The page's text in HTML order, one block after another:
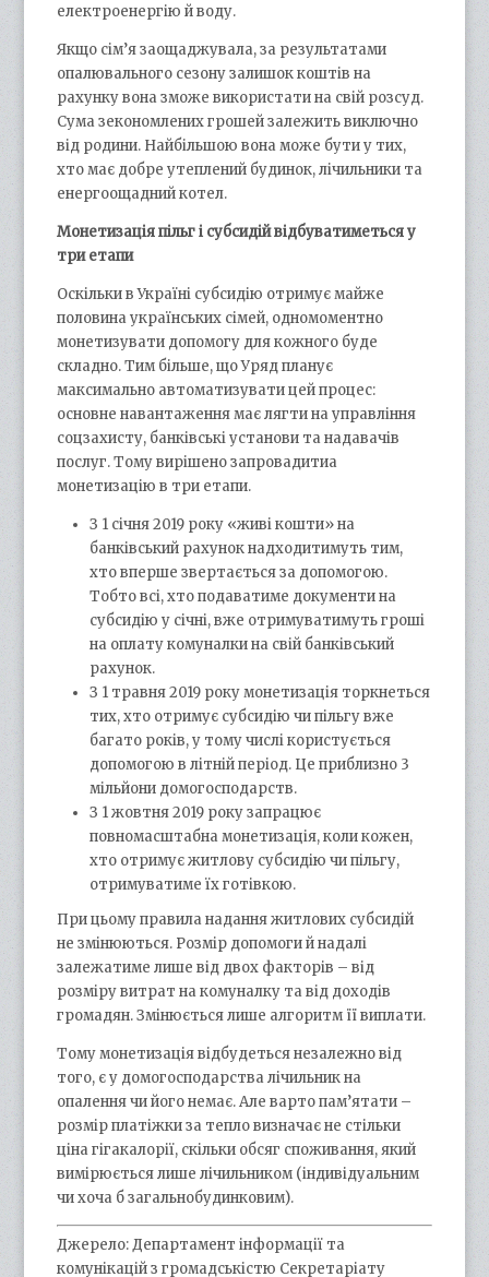
електроенергію й воду.
Якщо сім’я заощаджувала, за результатами
опалювального сезону залишок коштів на
рахунку вона зможе використати на свій розсуд.
Сума зекономлених грошей залежить виключно
від родини. Найбільшою вона може бути у тих,
хто має добре утеплений будинок, лічильники та
енергоощадний котел.
Монетизація пільг і субсидій відбуватиметься у
три етапи
Оскільки в Україні субсидію отримує майже
половина українських сімей, одномоментно
монетизувати допомогу для кожного буде
складно. Тим більше, що Уряд планує
максимально автоматизувати цей процес:
основне навантаження має лягти на управління
соцзахисту, банківські установи та надавачів
послуг. Тому вирішено запровадитиа
монетизацію в три етапи.
З 1 січня 2019 року «живі кошти» на
банківський рахунок надходитимуть тим,
хто вперше звертається за допомогою.
Тобто всі, хто подаватиме документи на
субсидію у січні, вже отримуватимуть гроші
на оплату комуналки на свій банківський
рахунок.
З 1 травня 2019 року монетизація торкнеться
тих, хто отримує субсидію чи пільгу вже
багато років, у тому числі користується
допомогою в літній період. Це приблизно 3
мільйони домогосподарств.
З 1 жовтня 2019 року запрацює
повномасштабна монетизація, коли кожен,
хто отримує житлову субсидію чи пільгу,
отримуватиме їх готівкою.
При цьому правила надання житлових субсидій
не змінюються. Розмір допомоги й надалі
залежатиме лише від двох факторів – від
розміру витрат на комуналку та від доходів
громадян. Змінюється лише алгоритм її виплати.
Тому монетизація відбудеться незалежно від
того, є у домогосподарства лічильник на
опалення чи його немає. Але варто пам’ятати –
розмір платіжки за тепло визначає не стільки
ціна гігакалорії, скільки обсяг споживання, який
вимірюється лише лічильником (індивідуальним
чи хоча б загальнобудинковим).
Джерело: Департамент інформації та
комунікацій з громадськістю Секретаріату